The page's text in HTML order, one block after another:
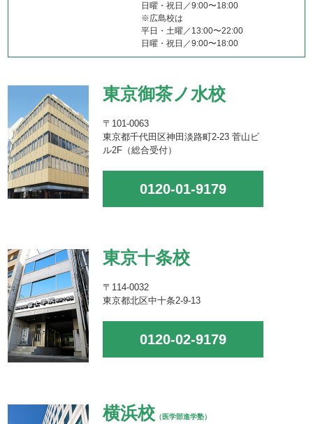
日曜・祝日／9:00〜18:00
※広島校は
平日・土曜／13:00〜22:00
日曜・祝日／9:00〜18:00
東京御茶ノ水校
〒101-0063
東京都千代田区神田淡路町2-23 菅山ビ
ル2F（総合受付）
0120-01-9179
東京十条校
〒114-0032
東京都北区中十条2-9-13
0120-02-9179
横浜校 （医学部進学塾）